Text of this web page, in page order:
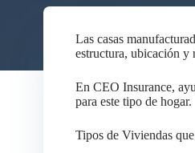
Las casas
estructura, ubicación y
En CEO Insurance,
para este tipo de hogar.
Tipos de Viviendas